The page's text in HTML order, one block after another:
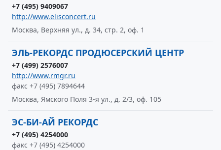
+7 (495) 9409067
http://www.elisconcert.ru
Москва, Верхняя ул., д. 34, стр. 2, оф. 1
ЭЛЬ-РЕКОРДС ПРОДЮСЕРСКИЙ ЦЕНТР
+7 (499) 2576007
http://www.rmgr.ru
факс +7 (495) 7894644
Москва, Ямского Поля 3-я ул., д. 2/3, оф. 105
ЭС-БИ-АЙ РЕКОРДС
+7 (495) 4254000
факс +7 (495) 4254000